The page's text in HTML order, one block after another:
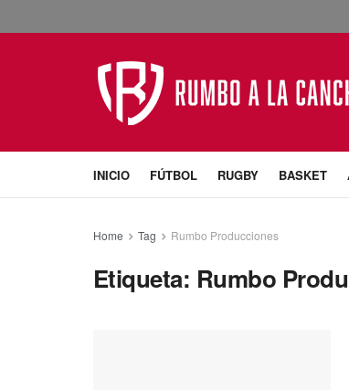
INICIO FÚTBOL RUGBY BASKET
Home Tag Rumbo Producciones
Etiqueta: Rumbo